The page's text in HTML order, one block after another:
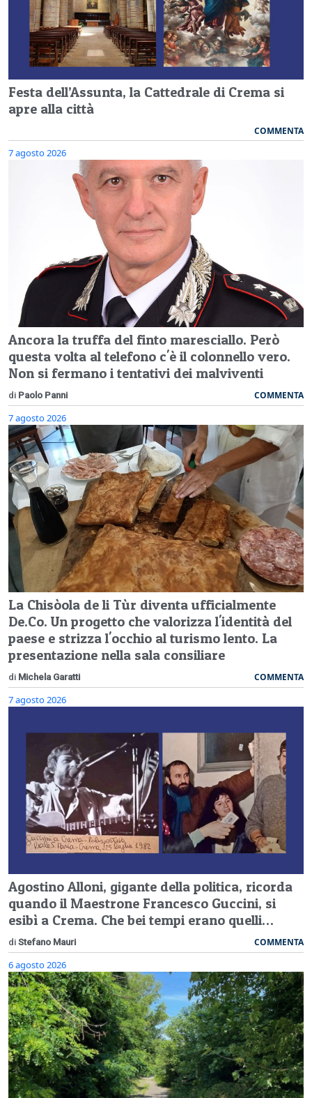
Festa dell’Assunta, la Cattedrale di Crema si
apre alla città
COMMENTA
7 agosto 2026
Ancora la truffa del finto maresciallo. Però
questa volta al telefono c'è il colonnello vero.
Non si fermano i tentativi dei malviventi
di Paolo Panni COMMENTA
7 agosto 2026
La Chisòola de li Tùr diventa ufficialmente
De.Co. Un progetto che valorizza l'identità del
paese e strizza l'occhio al turismo lento. La
presentazione nella sala consiliare
di Michela Garatti COMMENTA
7 agosto 2026
Agostino Alloni, gigante della politica, ricorda
quando il Maestrone Francesco Guccini, si
esibì a Crema. Che bei tempi erano quelli…
di Stefano Mauri COMMENTA
6 agosto 2026